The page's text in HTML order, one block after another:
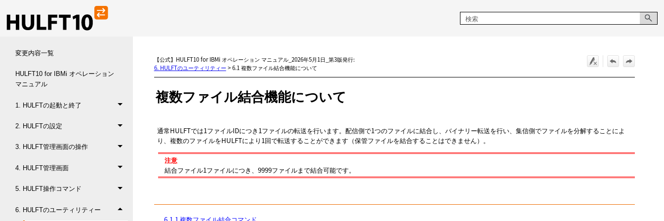
変更内容一覧
HULFT10 for IBMi オペレーション
マニュアル
1. HULFTの起動と終了
2. HULFTの設定
3. HULFT管理画面の操作
4. HULFT管理画面
5. HULFT操作コマンド
6. HULFTのユーティリティー
【公式】HULFT10 for IBMi オペレーション マニュアル_2026年5月1日_第3版発行:
6. HULFTのユーティリティー >6.1 複数ファイル結合機能について
複数ファイル結合機能について
通常HULFTでは1ファイルIDにつき1ファイルの転送を行います。配信側で1つのファイルに結合し、バイナリー転送を行い、集信側でファイルを分解することによ
り、複数のファイルをHULFTにより1回で転送することができます（保管ファイルを結合することはできません）。
注意
結合ファイル1ファイルにつき、9999ファイルまで結合可能です。
6.1.1 複数ファイル結合コマンド